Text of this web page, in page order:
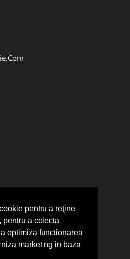
pentru a reţine
pentru a colecta
optimiza functionarea
marketing in baza